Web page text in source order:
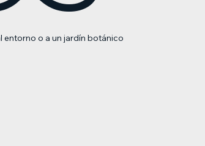
entorno o a un jardín botánico